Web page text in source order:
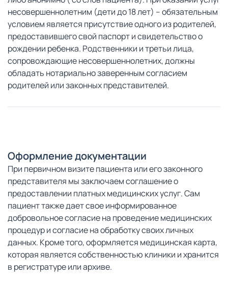
несовершеннолетним (дети до 18 лет) – обязательным
условием является присутствие одного из родителей,
предоставившего свой паспорт и свидетельство о
рождении ребенка. Родственники и третьи лица,
сопровождающие несовершеннолетних, должны
обладать нотариально заверенным согласием
родителей или законных представителей.
Оформление документации
При первичном визите пациента или его законного
представителя мы заключаем соглашение о
предоставлении платных медицинских услуг. Сам
пациент также дает свое информированное
добровольное согласие на проведение медицинских
процедур и согласие на обработку своих личных
данных. Кроме того, оформляется медицинская карта,
которая является собственностью клиники и хранится
в регистратуре или архиве.